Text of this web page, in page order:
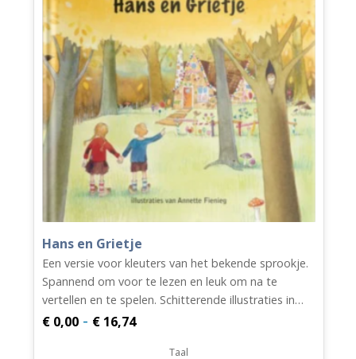
Hans en Grietje
Een versie voor kleuters van het bekende sprookje.
Spannend om voor te lezen en leuk om na te
vertellen en te spelen. Schitterende illustraties in…
€ 0,00 - € 16,74Prijsklasse:
€ 0,00Taal